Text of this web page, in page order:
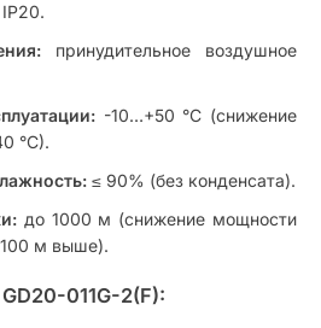
IP20.
принудительное воздушное
-10…+50 °C (снижение
°C).
≤ 90% (без конденсата).
до 1000 м (снижение мощности
м выше).
011G-2(F):